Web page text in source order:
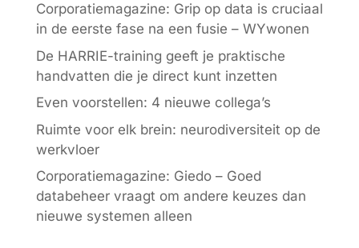
Corporatiemagazine: Grip op data is cruciaal
in de eerste fase na een fusie – WYwonen
De HARRIE-training geeft je praktische
handvatten die je direct kunt inzetten
Even voorstellen: 4 nieuwe collega’s
Ruimte voor elk brein: neurodiversiteit op de
werkvloer
Corporatiemagazine: Giedo – Goed
databeheer vraagt om andere keuzes dan
nieuwe systemen alleen